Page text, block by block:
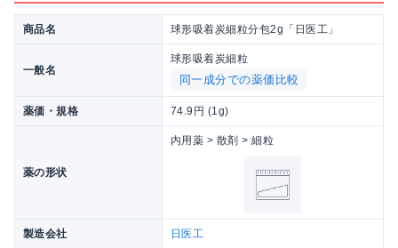
商品名 球形吸着炭細粒分包2g「日医工」
一般名
球形吸着炭細粒
同一成分での薬価比較
薬価・規格 74.9円 (1g)
薬の形状
内用薬 > 散剤 > 細粒
製造会社 日医工